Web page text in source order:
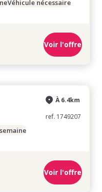
Véhicule nécessaire
Voir l'offre
À 6.4km
ref. 1749207
Voir l'offre